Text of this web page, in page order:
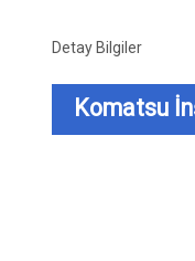
Detay Bilgiler
Komatsu